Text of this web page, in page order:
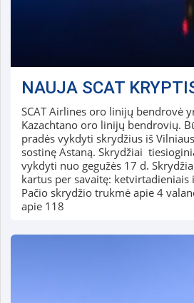
NAUJA SCAT
SCAT Airlines oro linijų bendrovė
Kazachtano oro linijų bendrovių.
pradės vykdyti skrydžius iš
sostinę Astaną. Skrydžiai
vykdyti nuo gegužės 17 d.
kartus per savaitę: ketvirtadieniais
Pačio skrydžio trukmė apie 4
apie 118